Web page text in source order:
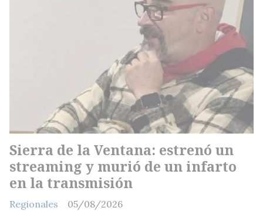
Sierra de la Ventana: estrenó un
streaming y murió de un infarto
en la transmisión
Regionales 05/08/2026